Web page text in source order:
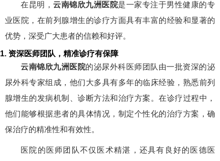
在昆明，云南锦欣九洲医院是一家专注于男性健康的专
业医院，在前列腺增生的诊疗方面具有丰富的经验和显著的
优势，深受广大患者的信赖和好评。
1. 资深医师团队，精准诊疗有保障
云南锦欣九洲医院的泌尿外科医师团队由一批资深的泌
尿外科专家组成，他们大多具有多年的临床经验，熟悉前列
腺增生的发病机制、诊断方法和治疗方案。在诊疗过程中，
他们能够根据患者的具体情况，制定个性化的治疗方案，确
保治疗的精准性和有效性。
医院的医师团队不仅医术精湛，还具有良好的医德医